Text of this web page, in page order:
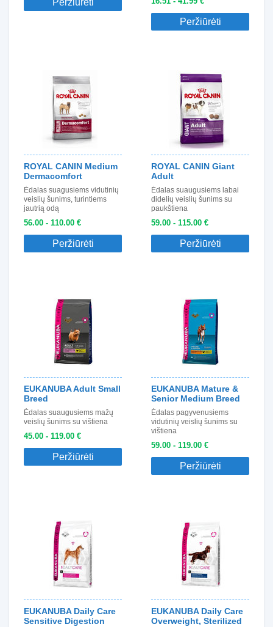
Peržiūrėti
Peržiūrėti
ROYAL CANIN Medium
Dermacomfort
Ėdalas suagusiems vidutinių
veislių šunims, turintiems
jautrią odą
56.00 - 110.00 €
Peržiūrėti
ROYAL CANIN Giant
Adult
Ėdalas suaugusiems labai
didelių veislių šunims su
paukštiena
59.00 - 115.00 €
Peržiūrėti
EUKANUBA Adult Small
Breed
Ėdalas suaugusiems mažų
veislių šunims su vištiena
45.00 - 119.00 €
Peržiūrėti
EUKANUBA Mature &
Senior Medium Breed
Ėdalas pagyvenusiems
vidutinių veislių šunims su
vištiena
59.00 - 119.00 €
Peržiūrėti
EUKANUBA Daily Care
Sensitive Digestion
EUKANUBA Daily Care
Overweight, Sterilized